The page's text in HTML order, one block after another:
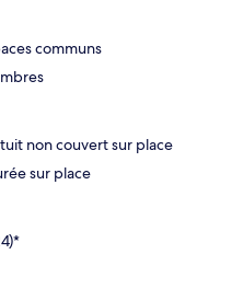
communs
non couvert sur place
sur place